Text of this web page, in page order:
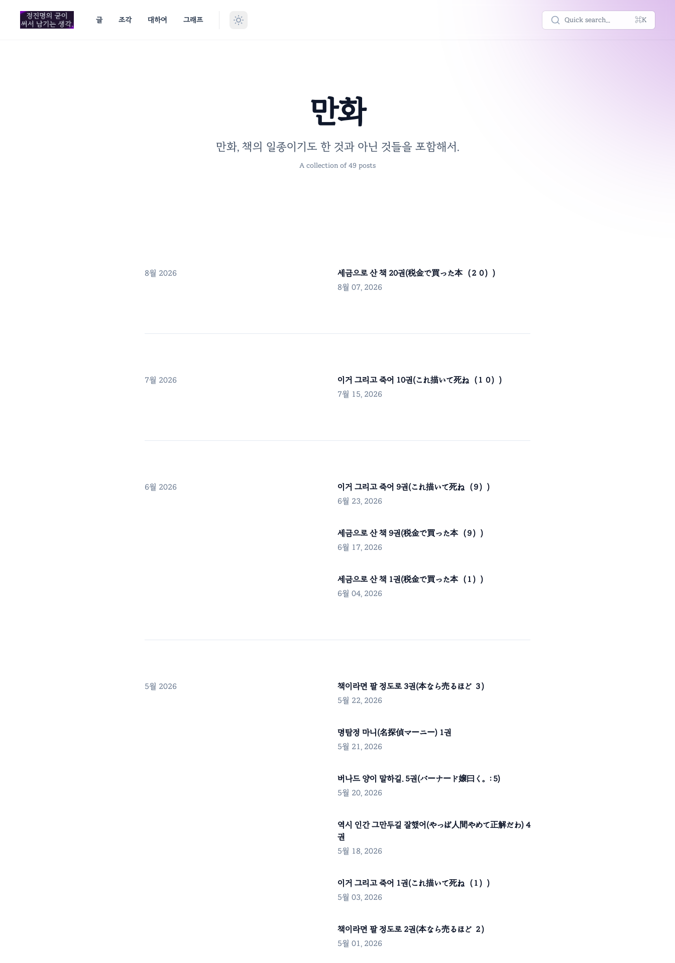
content
글
조각 대하여 그래프 Quick search... ⌘K
만화
만화, 책의 일종이기도 한 것과 아닌 것들을 포함해서.
A collection of 49 posts
8월 2026
세금으로 산 책 20권(税金で買った本（２０）)
8월 07, 2026
7월 2026
이거 그리고 죽어 10권(これ描いて死ね（１０）)
7월 15, 2026
6월 2026
이거 그리고 죽어 9권(これ描いて死ね（９）)
6월 23, 2026
세금으로 산 책 9권(税金で買った本（９）)
6월 17, 2026
세금으로 산 책 1권(税金で買った本（１）)
6월 04, 2026
5월 2026
책이라면 팔 정도로 3권(本なら売るほど ３)
5월 22, 2026
명탐정 마니(名探偵マーニー) 1권
5월 21, 2026
버나드 양이 말하길. 5권(バーナード嬢曰く。: 5)
5월 20, 2026
역시 인간 그만두길 잘했어(やっぱ人間やめて正解だわ) 4
권
5월 18, 2026
이거 그리고 죽어 1권(これ描いて死ね（１）)
5월 03, 2026
책이라면 팔 정도로 2권(本なら売るほど ２)
5월 01, 2026